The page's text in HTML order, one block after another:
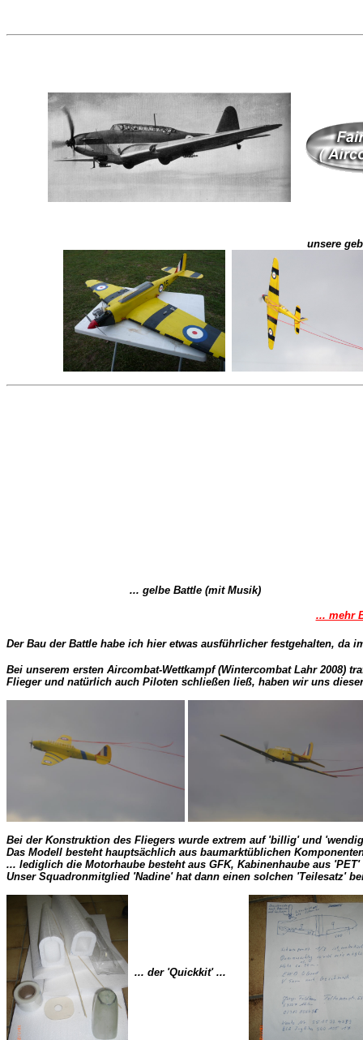
... gelbe Battle (mit Musik)
... mehr
Der Bau der Battle habe ich hier etwas ausführlicher festgehalten, da
Bei unserem ersten Aircombat-Wettkampf (Wintercombat Lahr 2008)
Flieger und natürlich auch Piloten schließen ließ, haben wir uns
Bei der Konstruktion des Fliegers wurde extrem auf 'billig' und
Das Modell besteht hauptsächlich aus baumarktüblichen
... lediglich die Motorhaube besteht aus GFK, Kabinenhaube aus
Unser Squadronmitglied 'Nadine' hat dann einen solchen 'Teilesatz'
  ... der 'Quickkit' ...